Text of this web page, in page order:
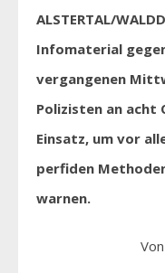
ALSTERTAL/
Infomaterial
vergangenen
Polizisten an acht
Einsatz, um vor
perfiden
warnen.